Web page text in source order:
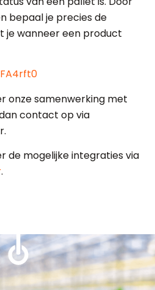
bepaal je precies de
je wanneer een product
onze samenwerking met
contact op via
de mogelijke integraties via
.